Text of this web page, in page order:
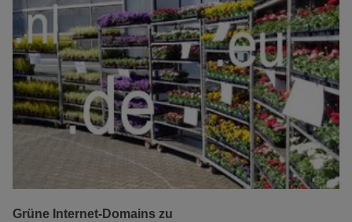
Grüne Internet-Domains zu